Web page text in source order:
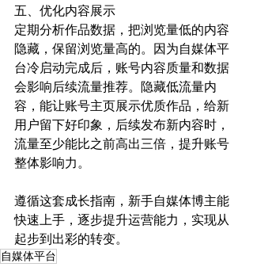
五、优化内容展示​
定期分析作品数据，把浏览量低的内容
隐藏，保留浏览量高的。因为自媒体平
台冷启动完成后，账号内容质量和数据
会影响后续流量推荐。隐藏低流量内
容，能让账号主页展示优质作品，给新
用户留下好印象，后续发布新内容时，
流量至少能比之前高出三倍，提升账号
整体影响力。​
遵循这套成长指南，新手自媒体博主能
快速上手，逐步提升运营能力，实现从
起步到出彩的转变。​
自媒体平台